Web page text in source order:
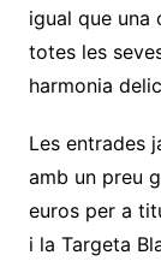
igual que una
totes les
harmonia
Les entrades
amb un preu
euros per a
i la Targeta